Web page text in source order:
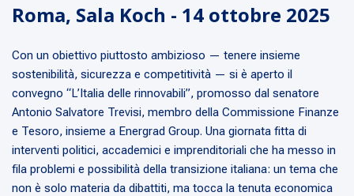
Roma, Sala Koch - 14 ottobre 2025
Con un obiettivo piuttosto ambizioso — tenere insieme
sostenibilità, sicurezza e competitività — si è aperto il
convegno “L’Italia delle rinnovabili”, promosso dal senatore
Antonio Salvatore Trevisi, membro della Commissione Finanze
e Tesoro, insieme a Energrad Group. Una giornata fitta di
interventi politici, accademici e imprenditoriali che ha messo in
fila problemi e possibilità della transizione italiana: un tema che
non è solo materia da dibattiti, ma tocca la tenuta economica